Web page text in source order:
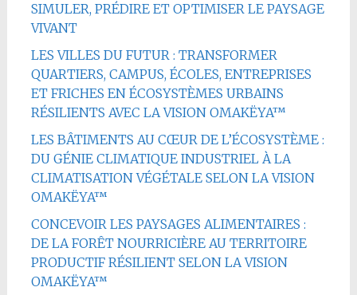
SIMULER, PRÉDIRE ET OPTIMISER LE PAYSAGE
VIVANT
LES VILLES DU FUTUR : TRANSFORMER
QUARTIERS, CAMPUS, ÉCOLES, ENTREPRISES
ET FRICHES EN ÉCOSYSTÈMES URBAINS
RÉSILIENTS AVEC LA VISION OMAKËYA™
LES BÂTIMENTS AU CŒUR DE L’ÉCOSYSTÈME :
DU GÉNIE CLIMATIQUE INDUSTRIEL À LA
CLIMATISATION VÉGÉTALE SELON LA VISION
OMAKËYA™
CONCEVOIR LES PAYSAGES ALIMENTAIRES :
DE LA FORÊT NOURRICIÈRE AU TERRITOIRE
PRODUCTIF RÉSILIENT SELON LA VISION
OMAKËYA™